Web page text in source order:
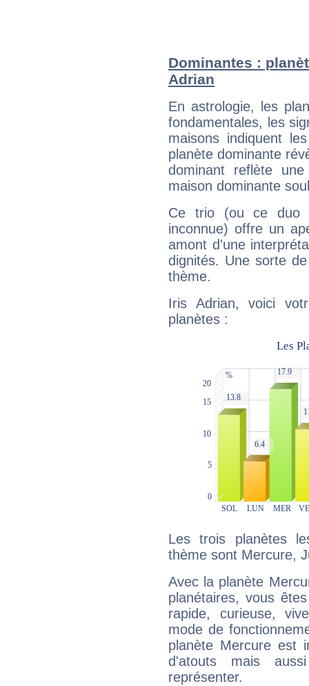
Dominantes :
Adrian
En astrologie, les
fondamentales, les
maisons indiquent
planète dominante
dominant reflète
maison dominante
Ce trio (ou ce duo
inconnue) offre un
amont d'une
dignités. Une sorte
thème.
Iris Adrian, voici
planètes :
Les trois planètes
thème sont Mercure,
Avec la planète
planétaires, vous
rapide, curieuse,
mode de
planète Mercure est
d'atouts mais
représenter.